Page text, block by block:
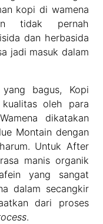
kopi di wamena
tidak pernah
dan herbasida
jadi masuk dalam
bagus, Kopi
oleh para
dikatakan
Montain dengan
Untuk After
manis organik
yang sangat
dalam secangkir
dari proses
.